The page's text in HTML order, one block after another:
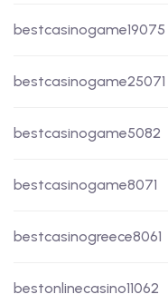
bestcasinogame19075
bestcasinogame25071
bestcasinogame5082
bestcasinogame8071
bestcasinogreece8061
bestonlinecasino11062